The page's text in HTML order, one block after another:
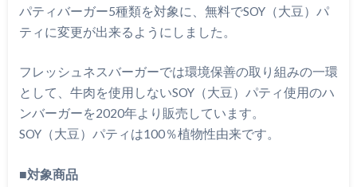
パティバーガー5種類を対象に、無料でSOY（大豆）パ
ティに変更が出来るようにしました。
フレッシュネスバーガーでは環境保善の取り組みの一環
として、牛肉を使用しないSOY（大豆）パティ使用のハ
ンバーガーを2020年より販売しています。
SOY（大豆）パティは100％植物性由来です。
■対象商品